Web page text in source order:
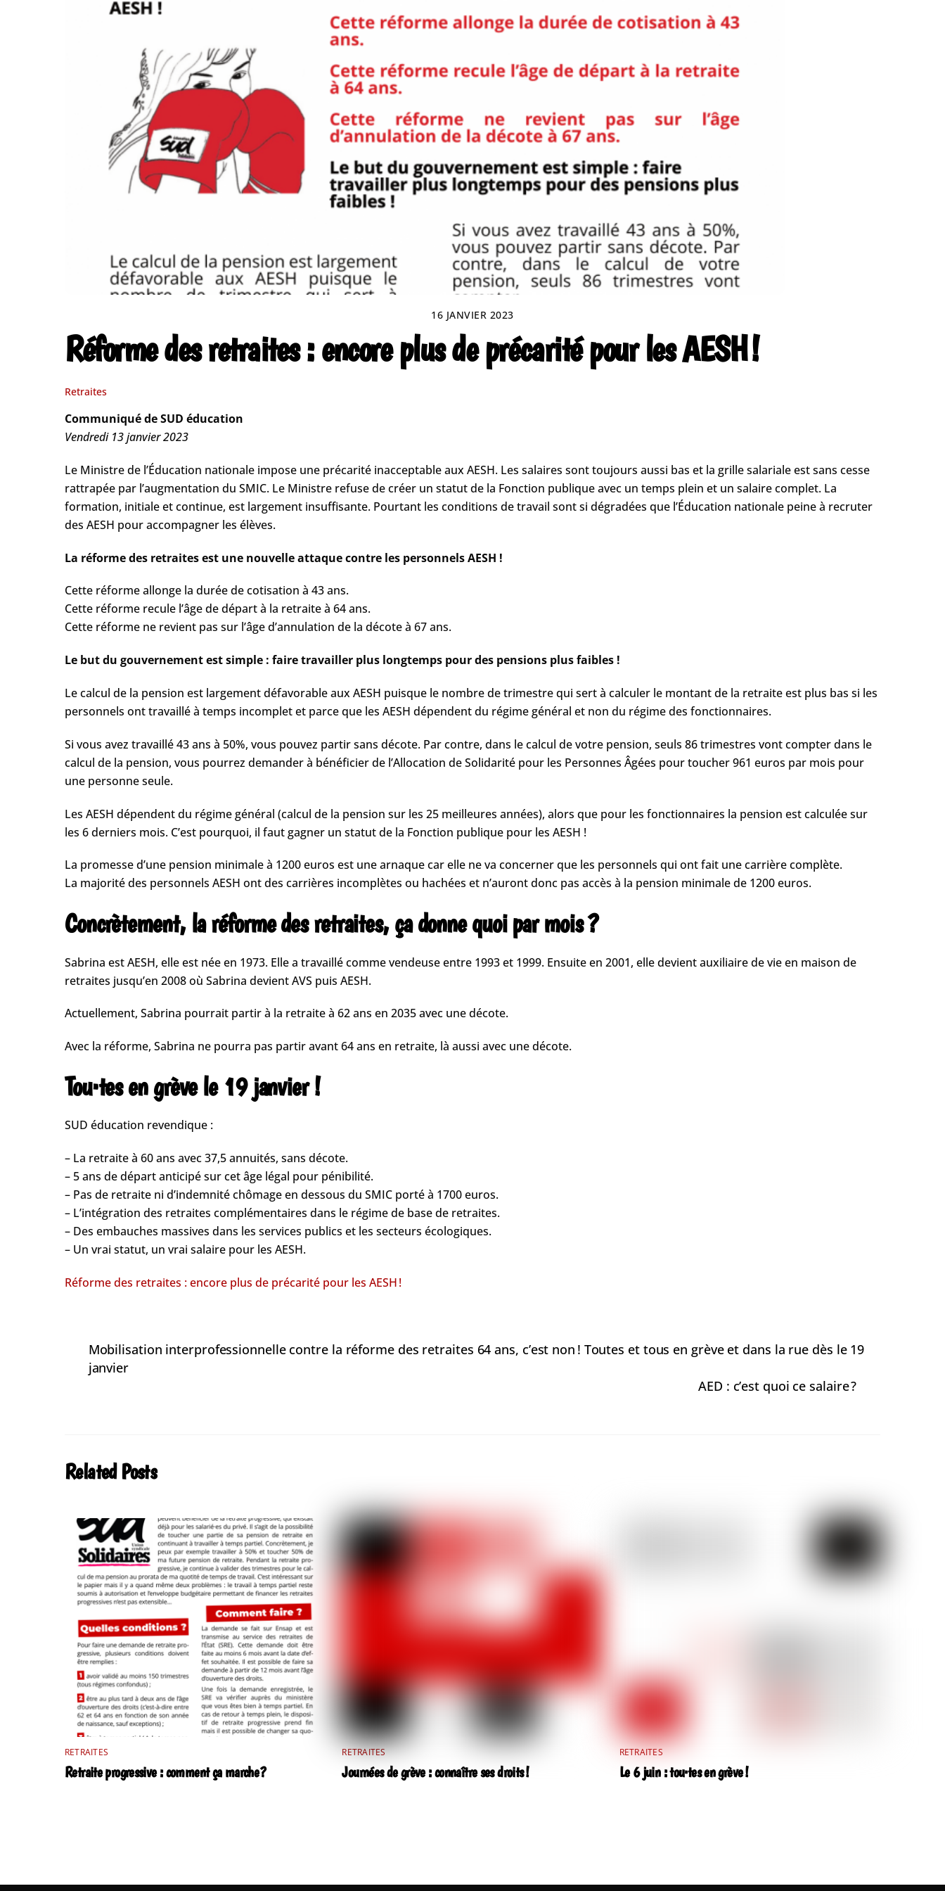
16 JANVIER 2023
Réforme des retraites : encore plus de précarité pour les AESH !
Retraites
Communiqué de SUD éducation
Vendredi 13 janvier 2023
Le Ministre de l’Éducation nationale impose une précarité inacceptable aux AESH. Les salaires sont toujours aussi bas et la grille salariale est sans cesse
rattrapée par l’augmentation du SMIC. Le Ministre refuse de créer un statut de la Fonction publique avec un temps plein et un salaire complet. La
formation, initiale et continue, est largement insuffisante. Pourtant les conditions de travail sont si dégradées que l’Éducation nationale peine à recruter
des AESH pour accompagner les élèves.
La réforme des retraites est une nouvelle attaque contre les personnels AESH !
Cette réforme allonge la durée de cotisation à 43 ans.
Cette réforme recule l’âge de départ à la retraite à 64 ans.
Cette réforme ne revient pas sur l’âge d’annulation de la décote à 67 ans.
Le but du gouvernement est simple : faire travailler plus longtemps pour des pensions plus faibles !
Le calcul de la pension est largement défavorable aux AESH puisque le nombre de trimestre qui sert à calculer le montant de la retraite est plus bas si les
personnels ont travaillé à temps incomplet et parce que les AESH dépendent du régime général et non du régime des fonctionnaires.
Si vous avez travaillé 43 ans à 50%, vous pouvez partir sans décote. Par contre, dans le calcul de votre pension, seuls 86 trimestres vont compter dans le
calcul de la pension, vous pourrez demander à bénéficier de l’Allocation de Solidarité pour les Personnes Âgées pour toucher 961 euros par mois pour
une personne seule.
Les AESH dépendent du régime général (calcul de la pension sur les 25 meilleures années), alors que pour les fonctionnaires la pension est calculée sur
les 6 derniers mois. C’est pourquoi, il faut gagner un statut de la Fonction publique pour les AESH !
La promesse d’une pension minimale à 1200 euros est une arnaque car elle ne va concerner que les personnels qui ont fait une carrière complète.
La majorité des personnels AESH ont des carrières incomplètes ou hachées et n’auront donc pas accès à la pension minimale de 1200 euros.
Concrètement, la réforme des retraites, ça donne quoi par mois ?
Sabrina est AESH, elle est née en 1973. Elle a travaillé comme vendeuse entre 1993 et 1999. Ensuite en 2001, elle devient auxiliaire de vie en maison de
retraites jusqu’en 2008 où Sabrina devient AVS puis AESH.
Actuellement, Sabrina pourrait partir à la retraite à 62 ans en 2035 avec une décote.
Avec la réforme, Sabrina ne pourra pas partir avant 64 ans en retraite, là aussi avec une décote.
Tou·tes en grève le 19 janvier !
SUD éducation revendique :
– La retraite à 60 ans avec 37,5 annuités, sans décote.
– 5 ans de départ anticipé sur cet âge légal pour pénibilité.
– Pas de retraite ni d’indemnité chômage en dessous du SMIC porté à 1700 euros.
– L’intégration des retraites complémentaires dans le régime de base de retraites.
– Des embauches massives dans les services publics et les secteurs écologiques.
– Un vrai statut, un vrai salaire pour les AESH.
Réforme des retraites : encore plus de précarité pour les AESH !
Mobilisation interprofessionnelle contre la réforme des retraites 64 ans, c’est non ! Toutes et tous en grève et dans la rue dès le 19
janvier
AED : c’est quoi ce salaire ?
Related Posts
RETRAITES
Retraite progressive : comment ça marche ?
RETRAITES
Journées de grève : connaître ses droits !
RETRAITES
Le 6 juin : tou·tes en grève !